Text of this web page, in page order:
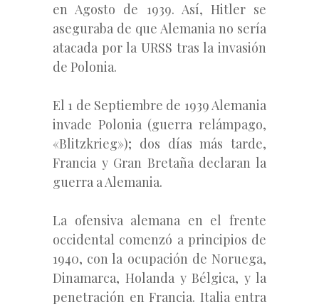
en Agosto de 1939. Así, Hitler se
aseguraba de que Alemania no sería
atacada por la URSS tras la invasión
de Polonia.
El 1 de Septiembre de 1939 Alemania
invade Polonia (guerra relámpago,
«Blitzkrieg»); dos días más tarde,
Francia y Gran Bretaña declaran la
guerra a Alemania.
La ofensiva alemana en el frente
occidental comenzó a principios de
1940, con la ocupación de Noruega,
Dinamarca, Holanda y Bélgica, y la
penetración en Francia. Italia entra